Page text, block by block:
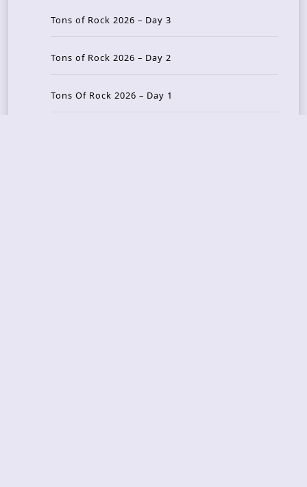
Tons of Rock 2026 – Day 3
Tons of Rock 2026 – Day 2
Tons Of Rock 2026 – Day 1